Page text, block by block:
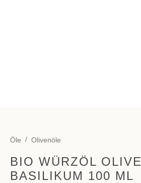
Öle Olivenöle
BIO WÜRZÖL OLIVE
BASILIKUM 100 ML